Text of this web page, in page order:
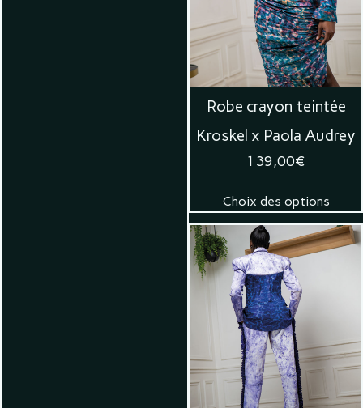
Robe crayon teintée
Kroskel x Paola Audrey
139,00€
Choix des options